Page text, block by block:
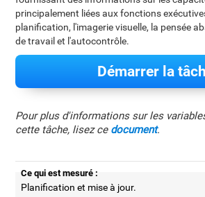
principalement liées aux fonctions
planification, l'imagerie visuelle, la pensée
de travail et l'autocontrôle.
Démarrer la
Pour plus d'informations sur les
cette tâche, lisez ce document.
Ce qui est mesuré :
Planification et mise à jour.